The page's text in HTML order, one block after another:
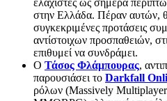
στην Ελλάδα. Πέραν αυτών,
συγκεκριμένες προτάσεις
αντίστοιχων προσπαθειών,
επιθυμεί να συνδράμει.
Ο Τάσος Φλάμπουρας,
παρουσιάσει το Darkfall
ρόλων (Massively